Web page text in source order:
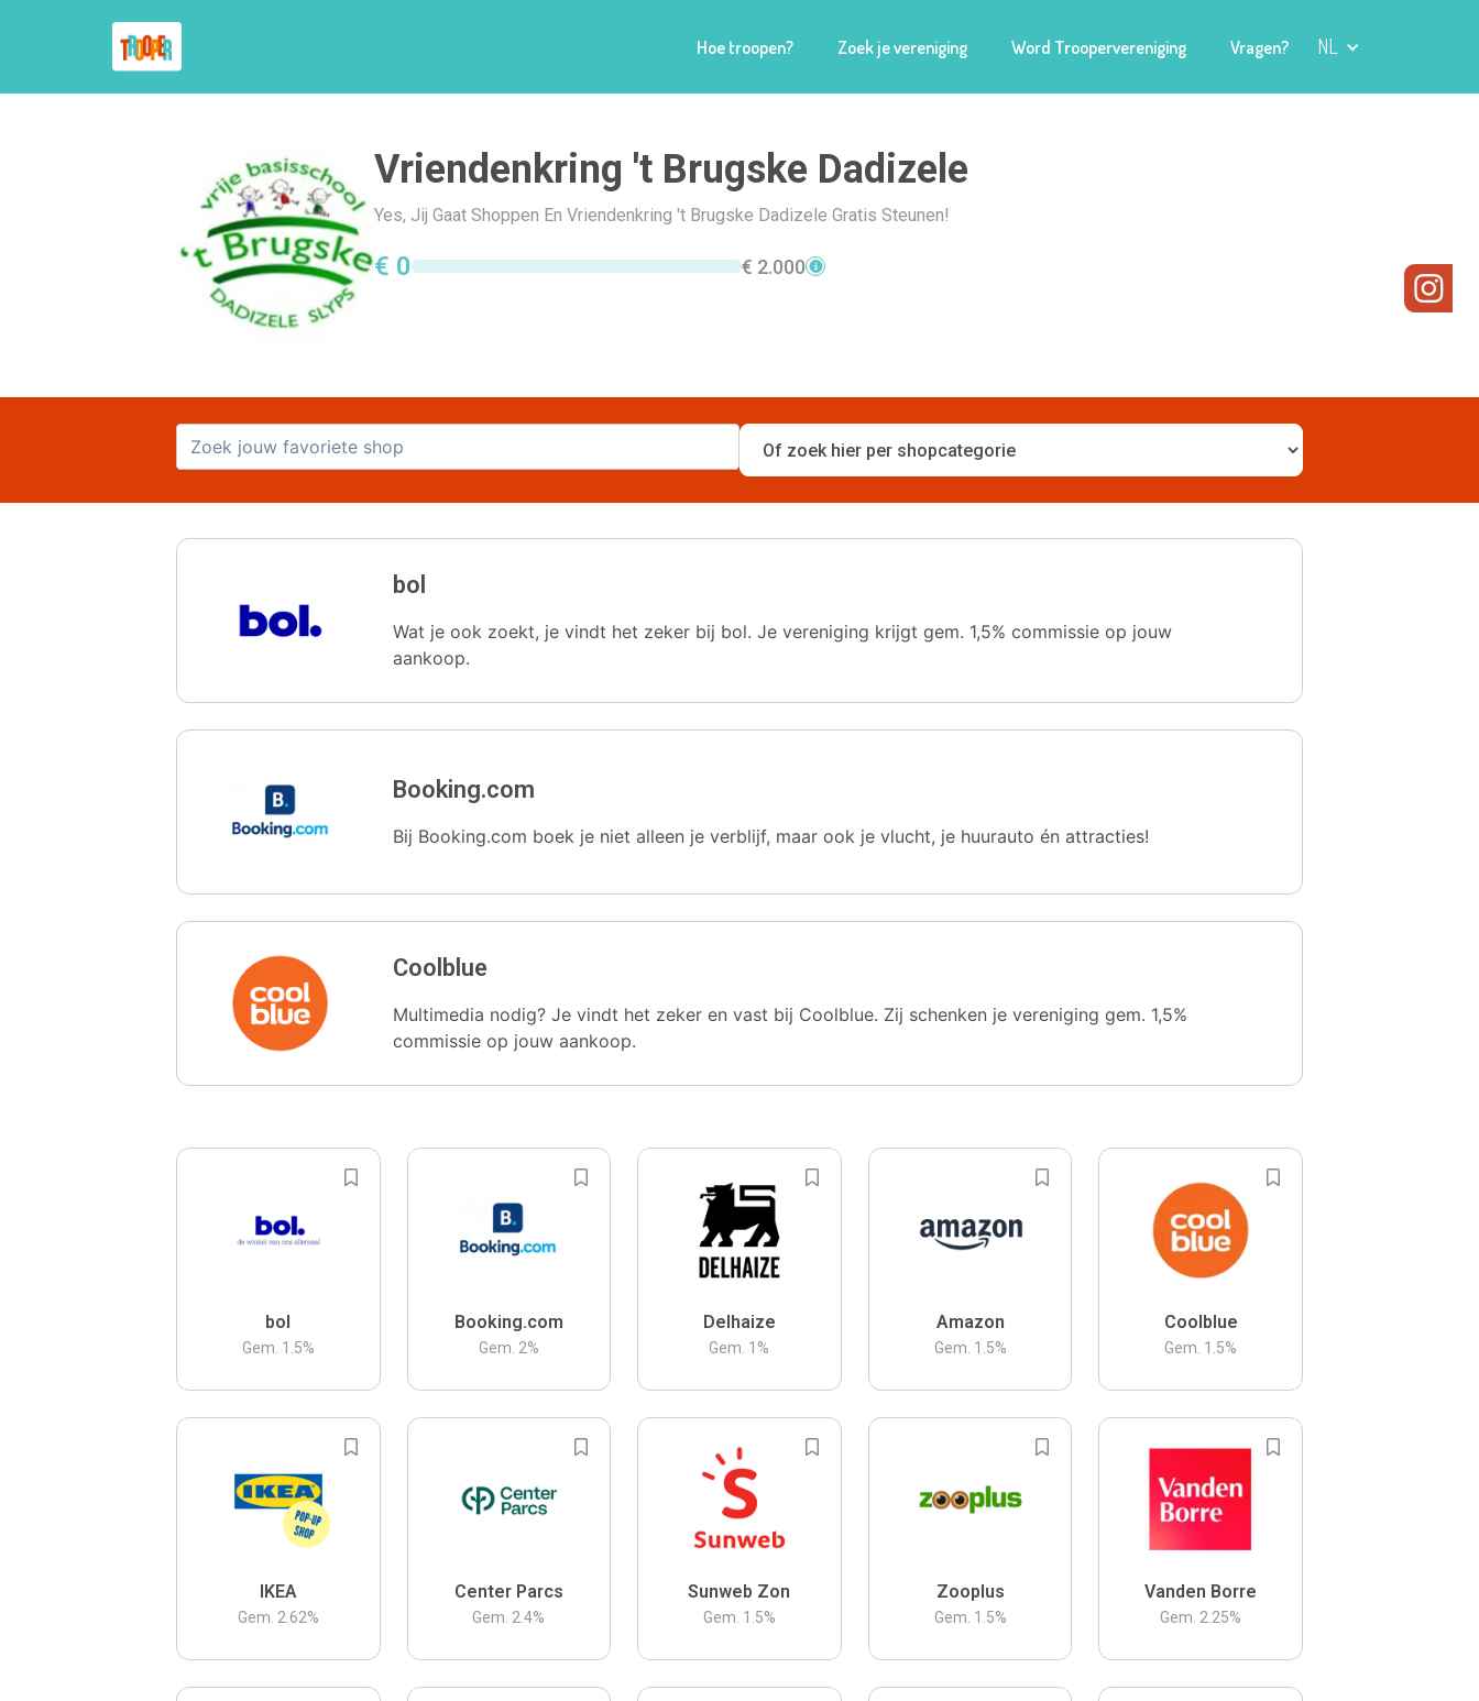
Hoe troopen? Zoek je vereniging Word Troopervereniging Vragen? NL
Vriendenkring 't Brugske Dadizele
Yes, Jij Gaat Shoppen En Vriendenkring 't Brugske Dadizele Gratis Steunen!
€ 0 € 2.000
bol
Wat je ook zoekt, je vindt het zeker bij bol. Je vereniging krijgt gem. 1,5% commissie op jouw
aankoop.
Booking.com
Bij Booking.com boek je niet alleen je verblijf, maar ook je vlucht, je huurauto én attracties!
Coolblue
Multimedia nodig? Je vindt het zeker en vast bij Coolblue. Zij schenken je vereniging gem. 1,5%
commissie op jouw aankoop.
bol
Gem. 1.5%
Booking.com
Gem. 2%
Delhaize
Gem. 1 %
Amazon
Gem. 1.5%
Coolblue
Gem. 1.5%
IKEA
Gem. 2.62%
Center Parcs
Gem. 2.4%
Sunweb Zon
Gem. 1.5%
Zooplus
Gem. 1.5%
Vanden Borre
Gem. 2.25%